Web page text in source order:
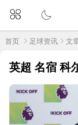
首页 足球资讯 文
英超 名宿 科